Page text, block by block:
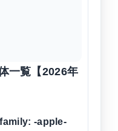
一覧【2026年
-apple-